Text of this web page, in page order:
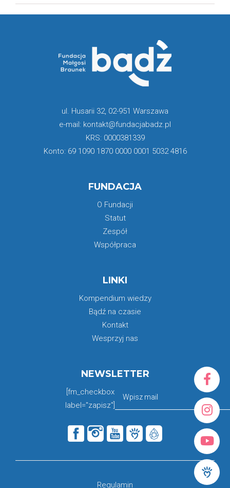
ul. Husarii 32, 02-951 Warszawa
e-mail: kontakt@fundacjabadz.pl
KRS: 0000381339
Konto: 69 1090 1870 0000 0001 5032 4816
FUNDACJA
O Fundacji
Statut
Zespół
Współpraca
LINKI
Kompendium wiedzy
Bądź na czasie
Kontakt
Wesprzyj nas
NEWSLETTER
[fm_checkbox
label="zapisz"]
Regulamin